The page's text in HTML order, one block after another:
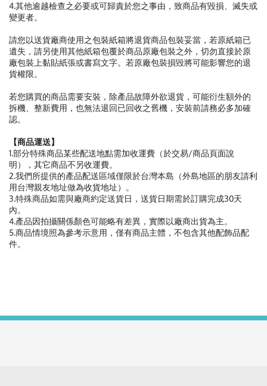
4.其他逾越檢查之必要或可歸責於您之事由，致商品有毀損、滅失或
變更者。
請您以送貨廠商使用之包裝紙箱將退貨商品包裝妥當，若原紙箱已
遺失，請另使用其他紙箱包覆於商品原廠包裝之外，切勿直接於原
廠包裝上黏貼紙張或書寫文字。若原廠包裝損毀將可能影響您的退
貨權限。
若您購買的商品需要安裝，除產品故障外欲退貨，可能衍生額外的
拆機、整新費用，也無法退回已回收之舊機，安裝前請務必多加確
認。
【商品運送】
1.部分特殊商品某些配送地點需加收運費（於交易/商品頁面說
明），其它商品不另收運費。
2.我們所提供的產品配送區域僅限於台灣本島（外島地區的朋友請利
用台灣親友地址做為收貨地址）。
3.特殊商品如需與廠商約定送貨日，送貨日期需於訂購完成30天
內。
4.產品因拍攝關係顏色可能略有差異，實際以廠商出貨為主。
5.商品情境照為參考示意用，僅有商品主體，不包含其他配飾品配
件。